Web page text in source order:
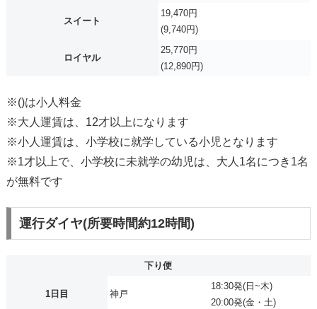
スイート
19,470円
(9,740円)
ロイヤル
25,770円
(12,890円)
※()は小人料金
※大人運賃は、12才以上になります
※小人運賃は、小学校に就学している小児となります
※1才以上で、小学校に未就学の幼児は、大人1名につき1名
が無料です
運行ダイヤ(所要時間約12時間)
下り便
1日目 神戸
18:30発(日~木)
20:00発(金・土)